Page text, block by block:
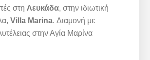
στηΛευκάδα, στην ιδιωτική
Villa Marina. Διαμονή με
στην Αγία Μαρίνα